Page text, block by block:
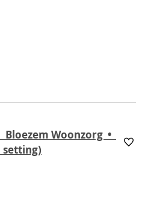
Woonzorg •
setting)